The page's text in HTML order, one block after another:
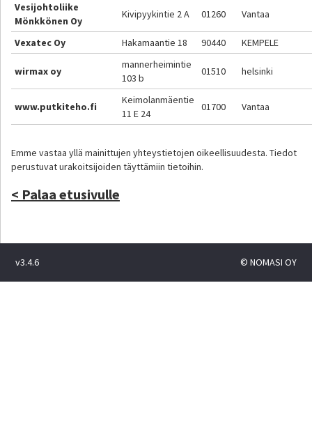
Vesijohtoliike
Mönkkönen Oy
Kivipyykintie 2 A 01260 Vantaa
Vexatec Oy Hakamaantie 18 90440 KEMPELE
wirmax oy
mannerheimintie
103 b
01510 helsinki
www.putkiteho.fi
Keimolanmäentie
11 E 24
01700 Vantaa
Emme vastaa yllä mainittujen yhteystietojen oikeellisuudesta. Tiedot
perustuvat urakoitsijoiden täyttämiin tietoihin.
< Palaa etusivulle
v3.4.6 © NOMASI OY